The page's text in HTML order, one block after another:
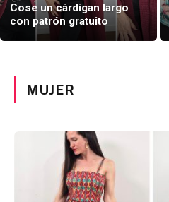
Cose un cárdigan largo
con patrón gratuito
MUJER